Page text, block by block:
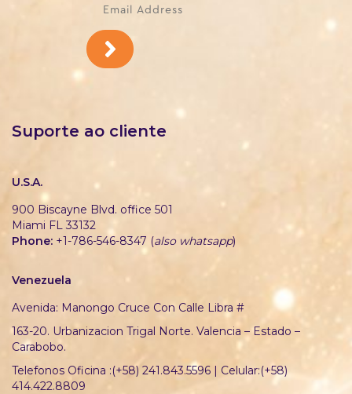
Suporte ao cliente
U.S.A.
900 Biscayne Blvd. office 501
Miami FL 33132
Phone: +1-786-546-8347 (also whatsapp)
Venezuela
Avenida: Manongo Cruce Con Calle Libra #
163-20. Urbanizacion Trigal Norte. Valencia – Estado –
Carabobo.
Telefonos Oficina :(+58) 241.843.5596 | Celular:(+58)
414.422.8809